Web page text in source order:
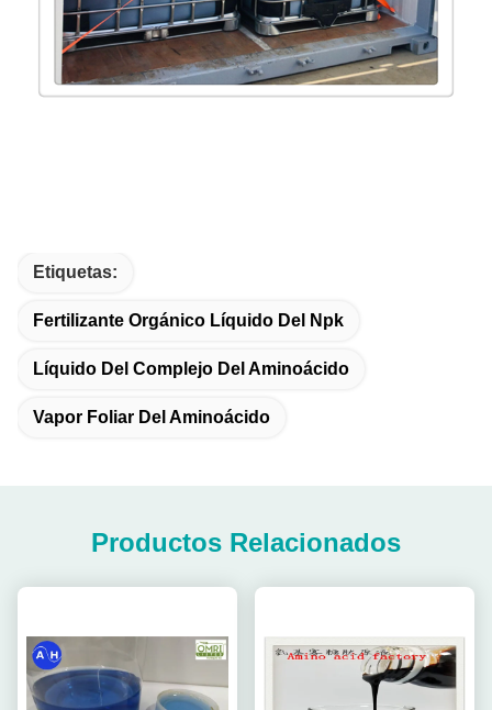
Etiquetas:
Fertilizante Orgánico Líquido Del Npk
Líquido Del Complejo Del Aminoácido
Vapor Foliar Del Aminoácido
Productos Relacionados